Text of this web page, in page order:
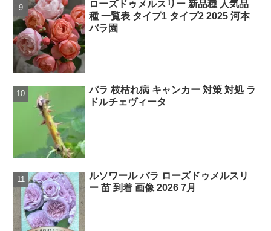
ローズドゥメルスリー 新品種 人気品
種 一覧表 タイプ1 タイプ2 2025 河本
バラ園
バラ 枝枯れ病 キャンカー 対策 対処 ラ
ドルチェヴィータ
ルソワール バラ ローズドゥメルスリ
ー 苗 到着 画像 2026 7月